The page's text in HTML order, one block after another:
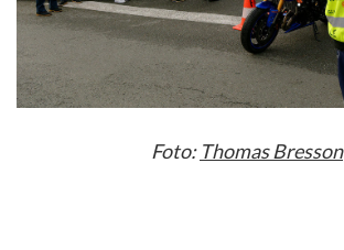
Foto: Thomas Bresson